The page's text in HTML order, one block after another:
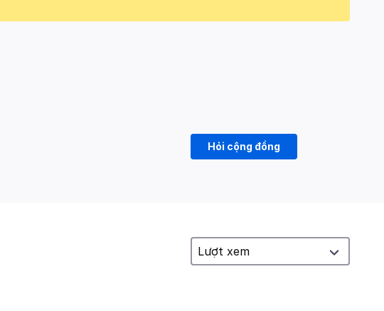
Hỏi cộng đồng